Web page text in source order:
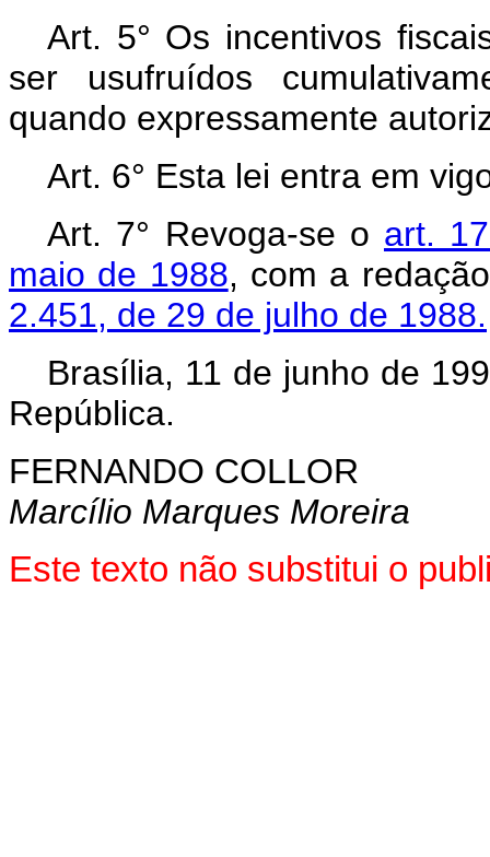
Art. 5° Os incentivos
ser usufruídos
quando expressamente
Art. 6° Esta lei entra em
Art. 7° Revoga-se o art.
maio de 1988, com a
2.451, de 29 de julho de 1988.
Brasília, 11 de junho de
República.
FERNANDO COLLOR
Marcílio Marques Moreira
Este texto não substitui o